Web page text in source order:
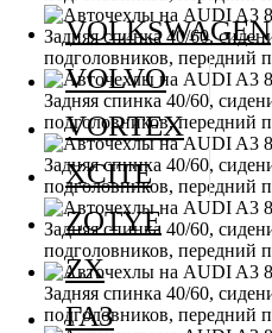
VOLKSWAGEN
VOLVO
VORTEX
XCITE
ZOTYE
ZX
ГАЗ